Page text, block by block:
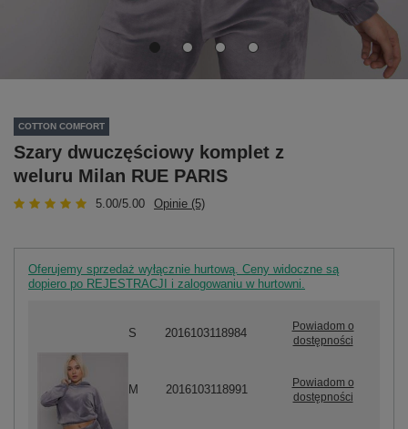
COTTON COMFORT
Szary dwuczęściowy komplet z
weluru Milan RUE PARIS
5.00/5.00 Opinie (5)
Oferujemy sprzedaż wyłącznie hurtową. Ceny widoczne są
dopiero po REJESTRACJI i zalogowaniu w hurtowni.
S 2016103118984
Powiadom o
dostępności
M 2016103118991
Powiadom o
dostępności